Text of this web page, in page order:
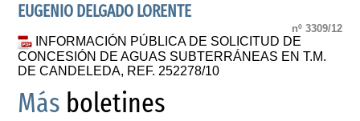
EUGENIO DELGADO LORENTE
nº 3309/12
INFORMACIÓN PÚBLICA DE SOLICITUD DE
CONCESIÓN DE AGUAS SUBTERRÁNEAS EN T.M.
DE CANDELEDA, REF. 252278/10
Más boletines